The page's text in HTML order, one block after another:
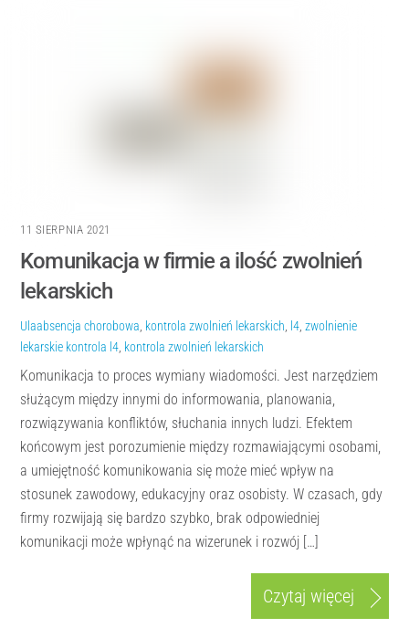
11 SIERPNIA 2021
Komunikacja w firmie a ilość zwolnień
lekarskich
Ulaabsencja chorobowa, kontrola zwolnień lekarskich, l4,zwolnienie
lekarskie kontrola l4, kontrola zwolnień lekarskich
Komunikacja to proces wymiany wiadomości. Jest narzędziem
służącym między innymi do informowania, planowania,
rozwiązywania konfliktów, słuchania innych ludzi. Efektem
końcowym jest porozumienie między rozmawiającymi osobami,
a umiejętność komunikowania się może mieć wpływ na
stosunek zawodowy, edukacyjny oraz osobisty. W czasach, gdy
firmy rozwijają się bardzo szybko, brak odpowiedniej
komunikacji może wpłynąć na wizerunek i rozwój […]
Czytaj więcej